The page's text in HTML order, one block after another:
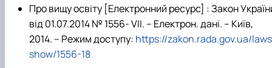
Про вищу освіту [Електронний ресурс] : Закон
від 01.07.2014 № 1556- VII. – Електрон. дані. – Київ,
2014. – Режим доступу: https://zakon.rada.gov.ua/
show/1556-18